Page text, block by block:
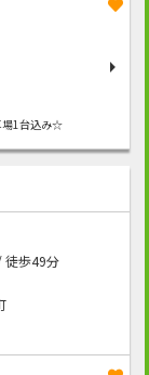
1台込み☆
歩49分